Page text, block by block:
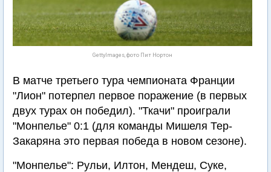
GettyImages, фото Пит Нортон
В матче третьего тура чемпионата Франции
"Лион" потерпел первое поражение (в первых
двух турах он победил). "Ткачи" проиграли
"Монпелье" 0:1 (для команды Мишеля Тер-
Закаряна это первая победа в новом сезоне).
"Монпелье": Рульи, Илтон, Мендеш, Суке,